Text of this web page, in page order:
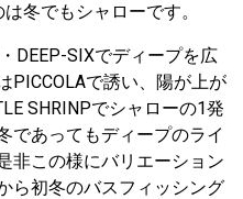
冬でもシャローです。
DEEP-SIXでディープを広
PICCOLAで誘い、陽が上が
SHRINPでシャローの1発
であってもディープのライ
非この様にバリエーション
ら初冬のバスフィッシング